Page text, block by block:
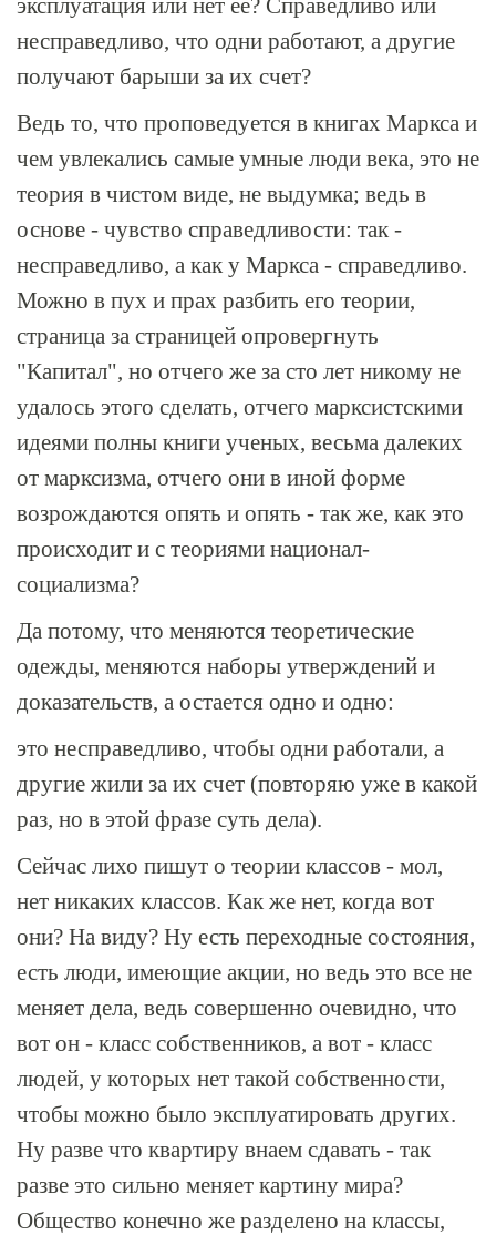
эксплуатация или нет ее? Справедливо или
несправедливо, что одни работают, а другие
получают барыши за их счет?
Ведь то, что проповедуется в книгах Маркса и
чем увлекались самые умные люди века, это не
теория в чистом виде, не выдумка; ведь в
основе - чувство справедливости: так -
несправедливо, а как у Маркса - справедливо.
Можно в пух и прах разбить его теории,
страница за страницей опровергнуть
"Капитал", но отчего же за сто лет никому не
удалось этого сделать, отчего марксистскими
идеями полны книги ученых, весьма далеких
от марксизма, отчего они в иной форме
возрождаются опять и опять - так же, как это
происходит и с теориями национал-
социализма?
Да потому, что меняются теоретические
одежды, меняются наборы утверждений и
доказательств, а остается одно и одно:
это несправедливо, чтобы одни работали, а
другие жили за их счет (повторяю уже в какой
раз, но в этой фразе суть дела).
Сейчас лихо пишут о теории классов - мол,
нет никаких классов. Как же нет, когда вот
они? На виду? Ну есть переходные состояния,
есть люди, имеющие акции, но ведь это все не
меняет дела, ведь совершенно очевидно, что
вот он - класс собственников, а вот - класс
людей, у которых нет такой собственности,
чтобы можно было эксплуатировать других.
Ну разве что квартиру внаем сдавать - так
разве это сильно меняет картину мира?
Общество конечно же разделено на классы,